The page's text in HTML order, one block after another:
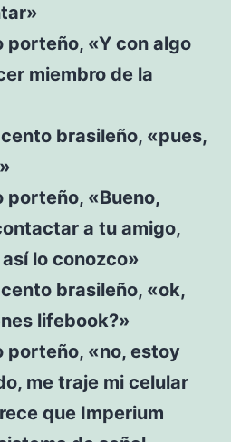
porteño, «Y con algo
miembro de la
brasileño, «pues,
porteño, «Bueno,
a tu amigo,
lo conozco»
brasileño, «ok,
lifebook?»
porteño, «no, estoy
me traje mi celular
que Imperium